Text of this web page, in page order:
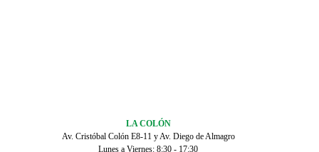
LA COLÓN
Av. Cristóbal Colón E8-11 y Av. Diego de Almagro
Lunes a Viernes: 8:30 - 17:30